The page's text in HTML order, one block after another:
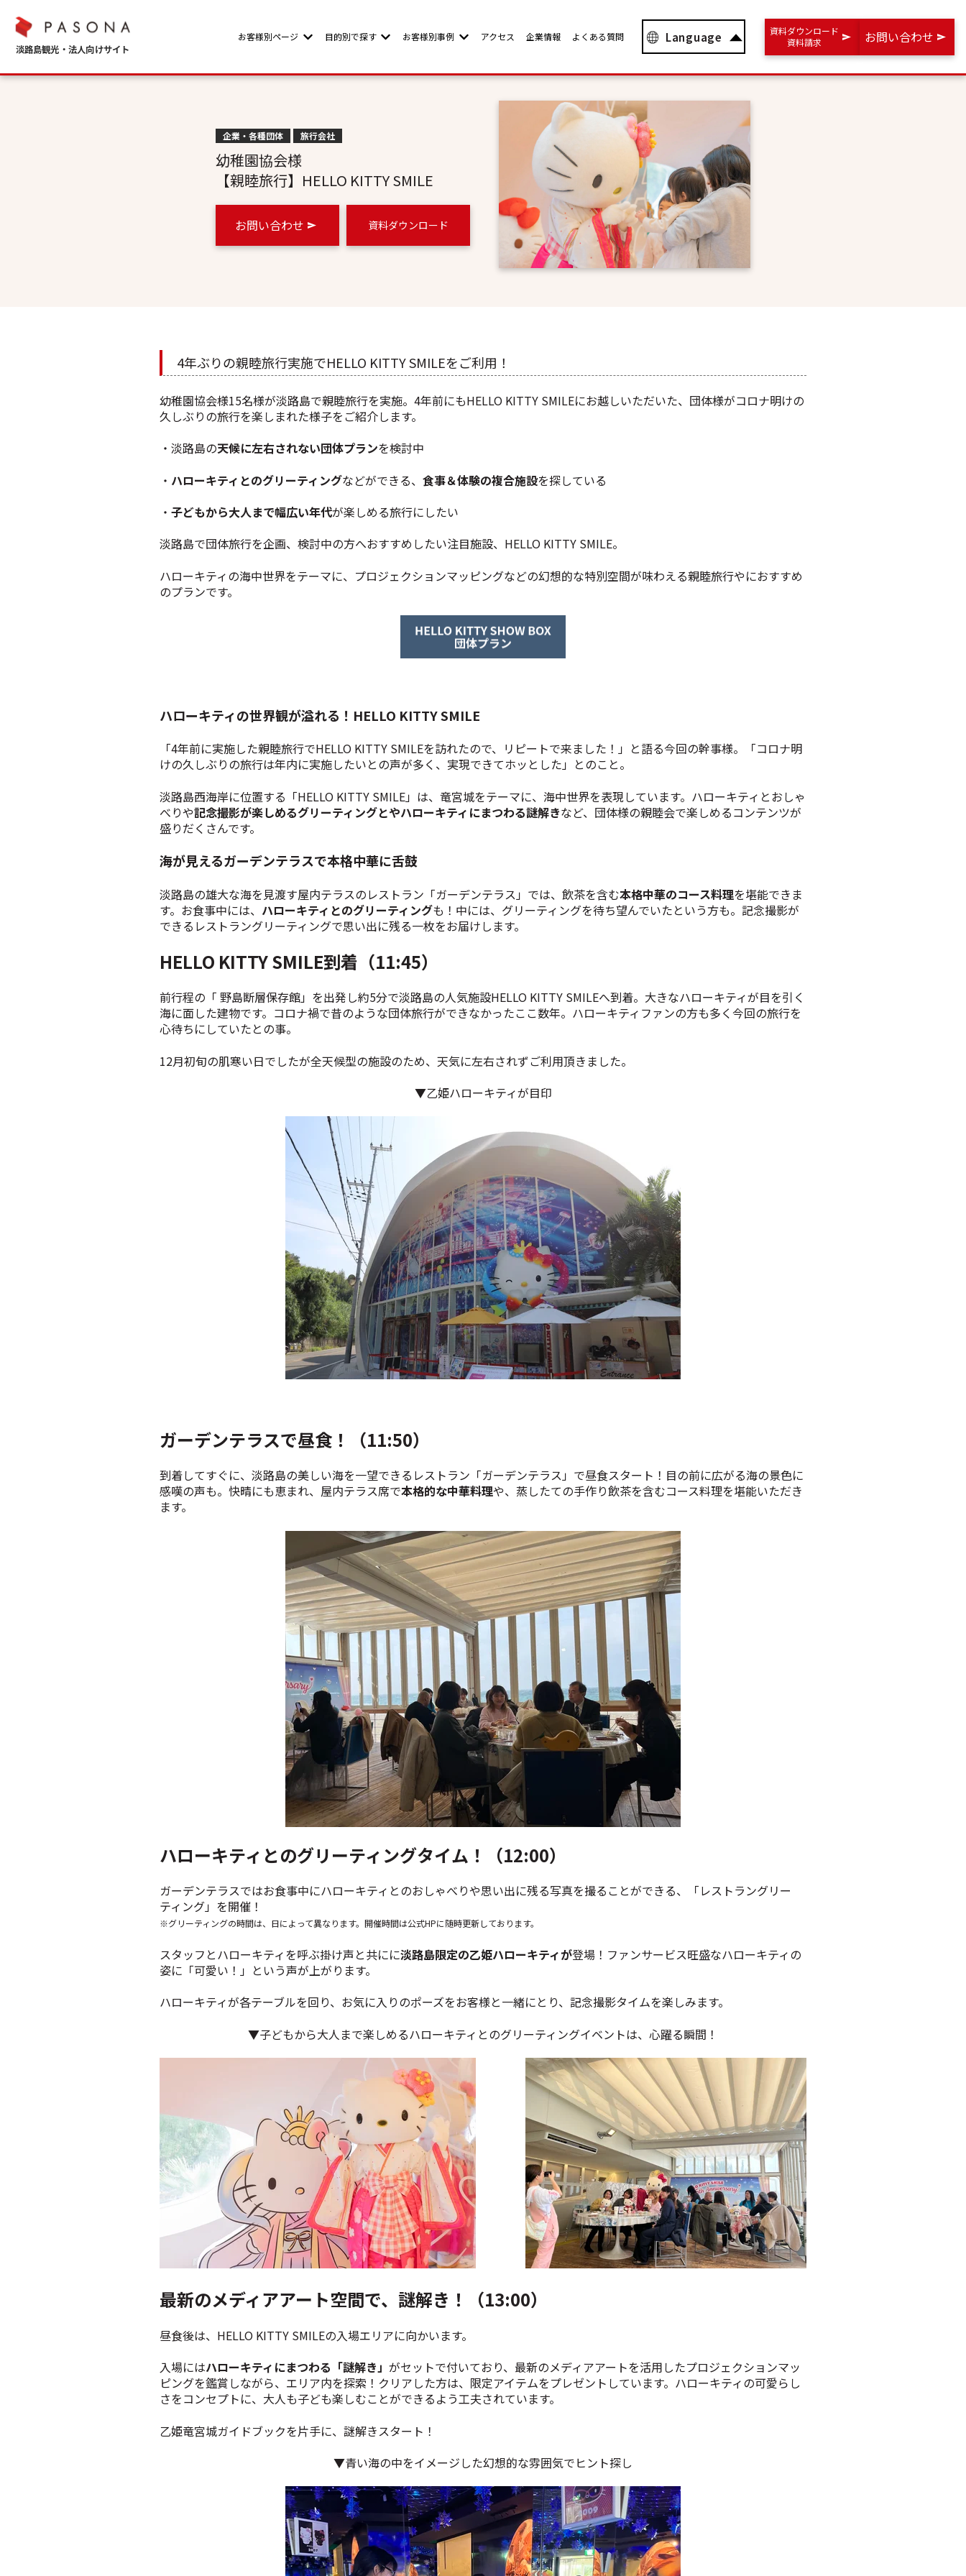
お客様別ページ Show submenu for お客様別ページ
目的別で探す Show submenu for 目的別で探す
お客様別事例 Show submenu for お客様別事例
アクセス 企業情報 よくある質問 Language
資料ダウンロード
資料請求
お問い合わせ
企業・各種団体 旅行会社
幼稚園協会様
【親睦旅行】HELLO KITTY SMILE
お問い合わせ 資料ダウンロード
4年ぶりの親睦旅行実施でHELLO KITTY SMILEをご利用！
幼稚園協会様15名様が淡路島で親睦旅行を実施。4年前にもHELLO KITTY SMILEにお越しいただいた、団体様がコロナ明けの
久しぶりの旅行を楽しまれた様子をご紹介します。
・淡路島の天候に左右されない団体プランを検討中
・ ハローキティとのグリーティングなどができる、 食事＆体験の複合施設を探している
・ 子どもから大人まで幅広い年代が楽しめる旅行にしたい
淡路島で団体旅行を企画、検討中の方へおすすめしたい注目施設、HELLO KITTY SMILE。
ハローキティの海中世界をテーマに、プロジェクションマッピングなどの幻想的な特別空間が味わえる親睦旅行やにおすすめ
のプランです。
ハローキティの世界観が溢れる！HELLO KITTY SMILE
「4年前に実施した親睦旅行でHELLO KITTY SMILEを訪れたので、リピートで来ました！」と語る今回の幹事様。「コロナ明
けの久しぶりの旅行は年内に実施したいとの声が多く、実現できてホッとした」とのこと。
淡路島西海岸に位置する「HELLO KITTY SMILE」は、竜宮城をテーマに、海中世界を表現しています。ハローキティとおしゃ
べりや記念撮影が楽しめるグリーティングとやハローキティにまつわる謎解きなど、団体様の親睦会で楽しめるコンテンツが
盛りだくさんです。
海が見えるガーデンテラスで本格中華に舌鼓
淡路島の雄大な海を見渡す屋内テラスのレストラン「ガーデンテラス」では、飲茶を含む本格中華のコース料理を堪能できま
す。お食事中には、 ハローキティとのグリーティングも！中には、グリーティングを待ち望んでいたという方も。記念撮影が
できるレストラングリーティングで思い出に残る一枚をお届けします。
HELLO KITTY SMILE到着（11:45）
前行程の「 野島断層保存館」を出発し約5分で淡路島の人気施設HELLO KITTY SMILEへ到着。大きなハローキティが目を引く
海に面した建物です。 コロナ禍で昔のような団体旅行ができなかったここ数年。ハローキティファンの方も多く今回の旅行を
心待ちにしていたとの事。
12月初旬の肌寒い日でしたが全天候型の施設のため、天気に左右されずご利用頂きました。
▼乙姫ハローキティが目印
ガーデンテラスで昼食！（11:50）
到着してすぐに、淡路島の美しい海を一望できるレストラン「ガーデンテラス」で昼食スタート！ 目の前に広がる海の景色に
感嘆の声も。快晴にも恵まれ、 屋内テラス席で本格的な中華料理や、蒸したての手作り飲茶を含むコース料理を堪能いただき
ます。
ハローキティとのグリーティングタイム！（12:00）
ガーデンテラスではお食事中にハローキティとのおしゃべりや思い出に残る写真を撮ることができる、「レストラングリー
ティング」を開催！
※グリーティングの時間は、日によって異なります。開催時間は公式HPに随時更新しております。
スタッフとハローキティを呼ぶ掛け声と共にに淡路島限定の乙姫ハローキティが登場！ファンサービス旺盛なハローキティの
姿に「可愛い！」という声が上がります。
ハローキティが各テーブルを回り、お気に入りのポーズをお客様と一緒にとり、記念撮影タイムを楽しみます。
▼子どもから大人まで楽しめるハローキティとのグリーティングイベントは、心躍る瞬間！
最新のメディアアート空間で、謎解き！（13:00）
昼食後は、HELLO KITTY SMILEの入場エリアに向かいます。
入場にはハローキティにまつわる「謎解き」 がセットで付いており、最新のメディアアートを活用したプロジェクションマッ
ピングを鑑賞しながら、エリア内を探索！クリアした方は、限定アイテムをプレゼントしています。ハローキティの可愛らし
さをコンセプトに、大人も子ども楽しむことができるよう工夫されています。
乙姫竜宮城ガイドブックを片手に、謎解きスタート！
▼青い海の中をイメージした幻想的な雰囲気でヒント探し